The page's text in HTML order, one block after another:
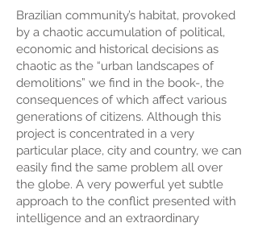
Brazilian community’s habitat, provoked
by a chaotic accumulation of political,
economic and historical decisions as
chaotic as the “urban landscapes of
demolitions” we find in the book-, the
consequences of which affect various
generations of citizens. Although this
project is concentrated in a very
particular place, city and country, we can
easily find the same problem all over
the globe. A very powerful yet subtle
approach to the conflict presented with
intelligence and an extraordinary